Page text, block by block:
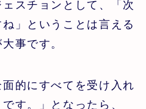
スチョンとして、「次
」ということは言える
事です。
的にすべてを受け入れ
す。」となったら、